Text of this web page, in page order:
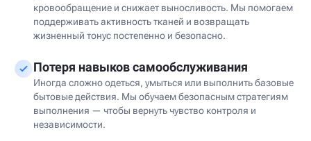
кровообращение и снижает выносливость. Мы помогаем
поддерживать активность тканей и возвращать
жизненный тонус постепенно и безопасно.
Потеря навыков самообслуживания
Иногда сложно одеться, умыться или выполнить базовые
бытовые действия. Мы обучаем безопасным стратегиям
выполнения — чтобы вернуть чувство контроля и
независимости.